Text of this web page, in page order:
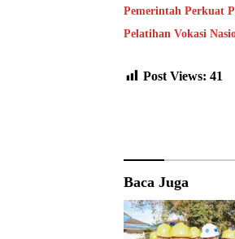
Pemerintah Perkuat
Pelatihan Vokasi
Post Views: 41
Baca Juga